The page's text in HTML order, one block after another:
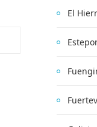
El